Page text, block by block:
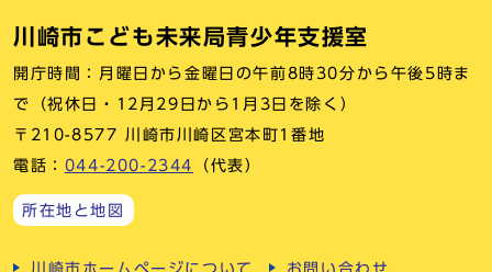
川崎市こども未来局青少年支援室
開庁時間：月曜日から金曜日の午前8時30分から午後5時ま
で（祝休日・12月29日から1月3日を除く）
〒210-8577 川崎市川崎区宮本町1番地
電話： 044-200-2344 （代表）
所在地と地図
川崎市ホームページについて お問い合わせ